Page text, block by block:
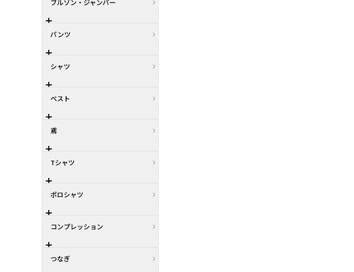
ブルゾン・ジャンパー
パンツ
シャツ
ベスト
鳶
Tシャツ
ポロシャツ
コンプレッション
つなぎ